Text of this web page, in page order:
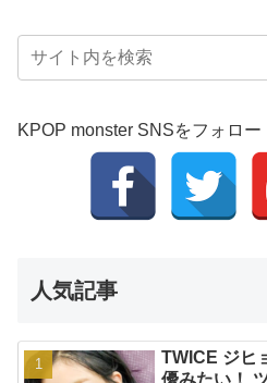
KPOP monster SNSをフォロー
人気記事
TWICE ジヒ
優みたい！